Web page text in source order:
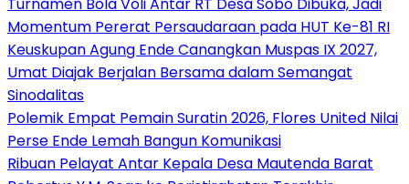
Momentum Pererat Persaudaraan pada HUT Ke-81 RI
Keuskupan Agung Ende Canangkan Muspas IX 2027,
Umat Diajak Berjalan Bersama dalam Semangat
Sinodalitas
Polemik Empat Pemain Suratin 2026, Flores United Nilai
Perse Ende Lemah Bangun Komunikasi
Ribuan Pelayat Antar Kepala Desa Mautenda Barat